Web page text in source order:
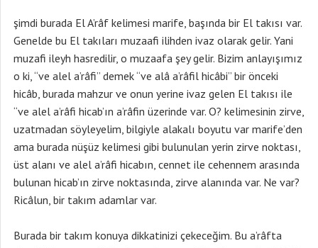
şimdi burada El A’râf kelimesi marife, başında bir El takısı var.
Genelde bu El takıları muzaafi ilihden ivaz olarak gelir. Yani
muzafi ileyh hasredilir, o muzaafa şey gelir. Bizim anlayışımız
o ki, “ve alel a’râfi” demek “ve alâ a’râfil hicâbi” bir önceki
hicâb, burada mahzur ve onun yerine ivaz gelen El takısı ile
“ve alel a’râfi hicab’ın a’râfin üzerinde var. O? kelimesinin zirve,
uzatmadan söyleyelim, bilgiyle alakalı boyutu var marife’den
ama burada nüşüz kelimesi gibi bulunulan yerin zirve noktası,
üst alanı ve alel a’râfi hicabın, cennet ile cehennem arasında
bulunan hicab’ın zirve noktasında, zirve alanında var. Ne var?
Ricâlun, bir takım adamlar var.
Burada bir takım konuya dikkatinizi çekeceğim. Bu a’râfta